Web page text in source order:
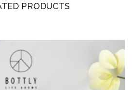
PRODUCTS